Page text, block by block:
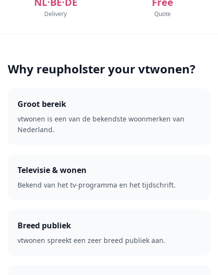
Delivery Quote
Why reupholster your vtwonen?
Groot bereik
vtwonen is een van de bekendste woonmerken van
Nederland.
Televisie & wonen
Bekend van het tv-programma en het tijdschrift.
Breed publiek
vtwonen spreekt een zeer breed publiek aan.